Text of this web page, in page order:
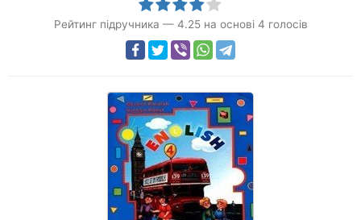
Рейтинг підручника — 4.25на основі 4 голосів